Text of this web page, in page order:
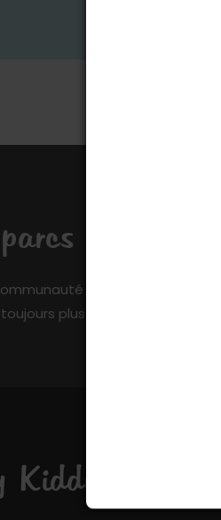
que vous
de My Kiddy Park et
plus de fun !
Kiddy Park